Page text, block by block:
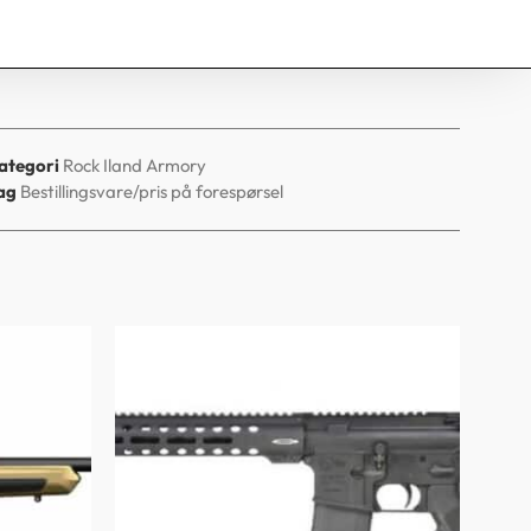
Rock Iland Armory
Bestillingsvare/pris på forespørsel